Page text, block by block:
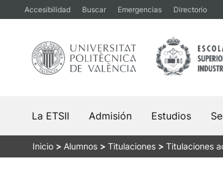
Saltar
al
contenido
Accesibilidad Buscar Emergencias Directorio
La ETSII Admisión Estudios
Inicio > Alumnos > Titulaciones > Titulaciones